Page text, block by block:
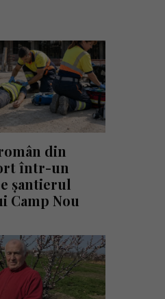
din
într-un
șantierul
Camp Nou